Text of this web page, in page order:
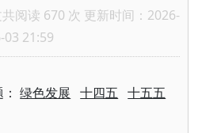
阅读 670 次 更新时间：2026-
03 21:59
：绿色发展 十四五 十五五